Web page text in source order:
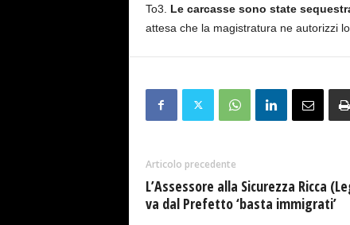
To3. Le carcasse sono state
attesa che la magistratura ne autorizzi
Articolo precedente
L’Assessore alla Sicurezza Ricca
va dal Prefetto ‘basta immigrati’